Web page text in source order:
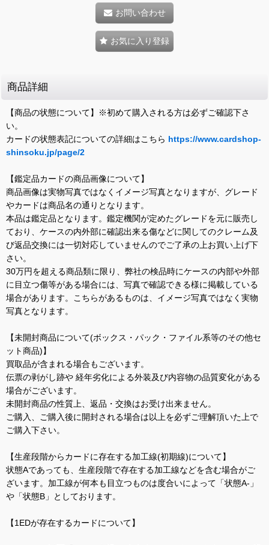
お問い合わせ
お気に入り登録
商品詳細
【商品の状態について】※初めて購入される方は必ずご確認下さ
い。
カードの状態表記についての詳細はこちら https://www.cardshop-
shinsoku.jp/page/2
【鑑定品カードの商品画像について】
商品画像は実物写真ではなくイメージ写真となりますが、グレード
やカードは商品名の通りとなります。
本品は鑑定品となります。鑑定機関が定めたグレードを元に販売し
ており、ケースの内外部に確認出来る傷などに関してのクレーム及
び返品交換には一切対応していませんのでご了承の上お買い上げ下
さい。
30万円を超える商品類に限り、弊社の検品時にケースの内部や外部
に目立つ傷等がある場合には、写真で確認できる様に掲載している
場合があります。こちらがあるものは、イメージ写真ではなく実物
写真となります。
【未開封商品について(ボックス・パック・ファイル系等のその他セ
ット商品)】
買取品が含まれる場合もございます。
伝票の剥がし跡や 経年劣化による外装及び内容物の品質変化がある
場合がございます。
未開封商品の性質上、返品・交換はお受け出来ません。
ご購入、ご購入後に開封される場合は以上を必ずご理解頂いた上で
ご購入下さい。
【生産段階からカードに存在する加工線(初期線)について】
状態Aであっても、生産段階で存在する加工線などを含む場合がご
ざいます。加工線が何本も目立つものは度合いによって「状態A-」
や「状態B」としております。
【1EDが存在するカードについて】